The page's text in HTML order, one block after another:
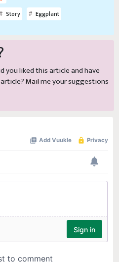
Story Eggplant
you liked this article and have
Mailme your suggestions